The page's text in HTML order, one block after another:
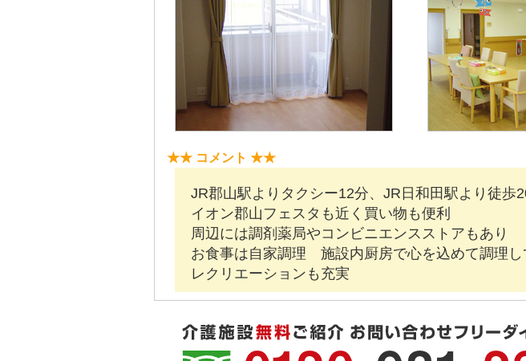
★★ コメント ★★
JR郡山駅よりタクシー12分、JR日和田駅より徒歩
イオン郡山フェスタも近く買い物も便利
周辺には調剤薬局やコンビニエンスストアもあり
お食事は自家調理 施設内厨房で心を込めて調理し
レクリエーションも充実